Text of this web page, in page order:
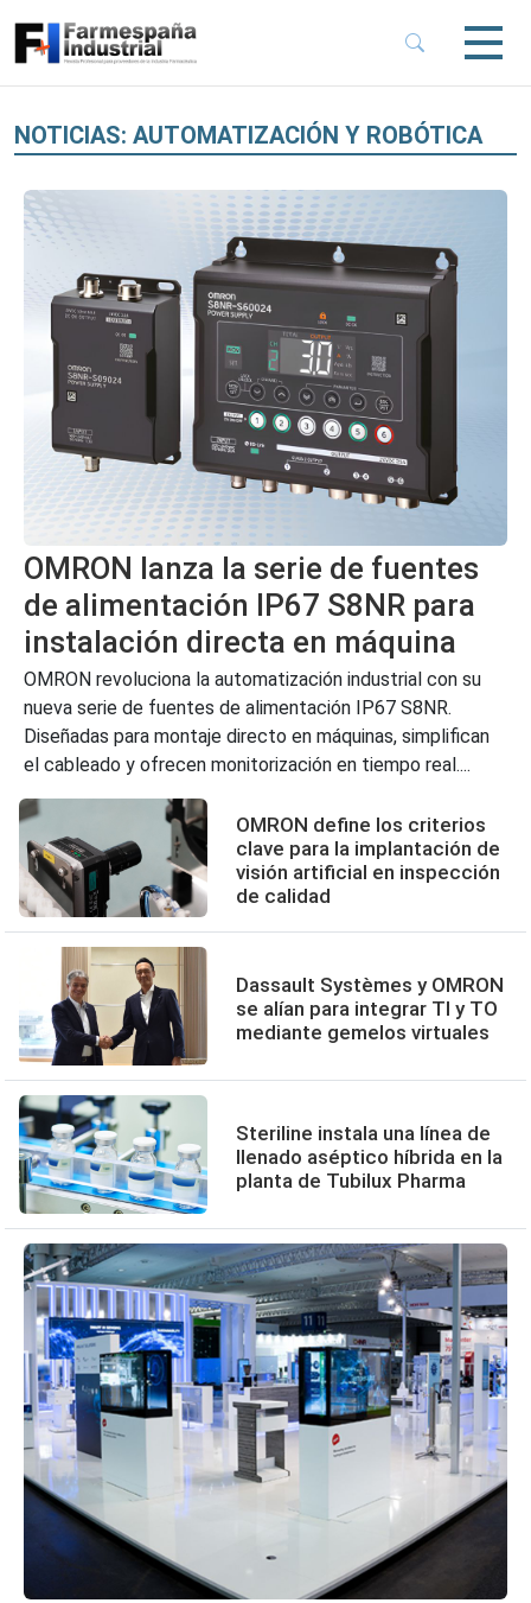
Menu
Menu
NOTICIAS: AUTOMATIZACIÓN Y ROBÓTICA
OMRON lanza la serie de fuentes
de alimentación IP67 S8NR para
instalación directa en máquina
OMRON revoluciona la automatización industrial con su
nueva serie de fuentes de alimentación IP67 S8NR.
Diseñadas para montaje directo en máquinas, simplifican
el cableado y ofrecen monitorización en tiempo real....
OMRON define los criterios
clave para la implantación de
visión artificial en inspección
de calidad
Dassault Systèmes y OMRON
se alían para integrar TI y TO
mediante gemelos virtuales
Steriline instala una línea de
llenado aséptico híbrida en la
planta de Tubilux Pharma